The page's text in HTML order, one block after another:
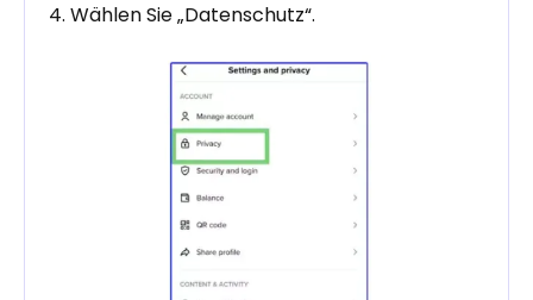
4. Wählen Sie „Datenschutz“.